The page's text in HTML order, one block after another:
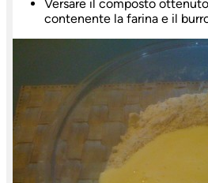
Versare il composto
contenente la farina e il